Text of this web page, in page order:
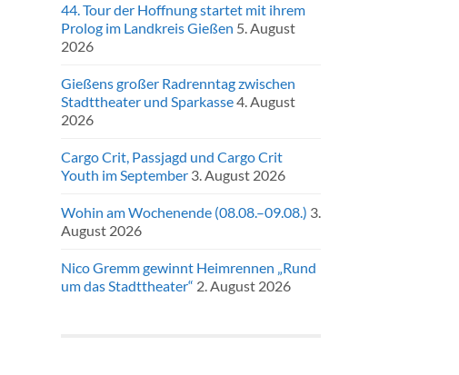
44. Tour der Hoffnung startet mit ihrem
Prolog im Landkreis Gießen 5. August
2026
Gießens großer Radrenntag zwischen
Stadttheater und Sparkasse4. August
2026
Cargo Crit, Passjagd und Cargo Crit
Youth im September 3. August 2026
Wohin am Wochenende (08.08.–09.08.) 3.
August 2026
Nico Gremm gewinnt Heimrennen „Rund
um das Stadttheater“ 2. August 2026